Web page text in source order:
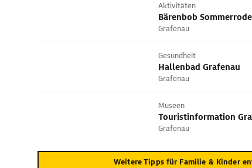
Aktivitäten
Bärenbob
Grafenau
Gesundheit
Hallenbad Grafenau
Grafenau
Museen
Touristinformation
Grafenau
Weitere Tipps für Familie & Kinder